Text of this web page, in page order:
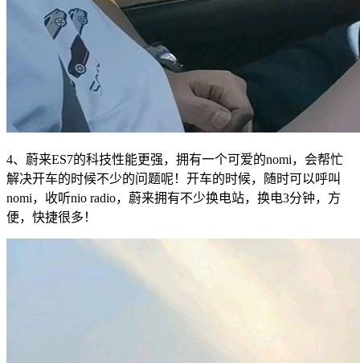
4、蔚来ES7的科技性能更强，拥有一个可爱的nomi，会帮忙
解决开车的时候不少的问题呢！开车的时候，随时可以呼叫
nomi，收听nio radio，蔚来拥有不少换电站，换电3分钟，方
便，快捷很多！